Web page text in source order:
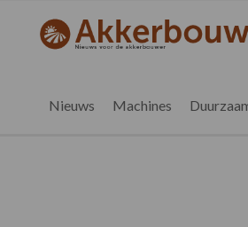
hoofdnavigatie
eerste
voettekst
akkerbouwbedrijf.nl
Nieuws Machines